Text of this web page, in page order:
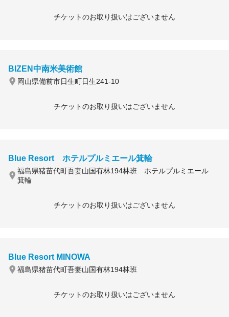
チケットのお取り扱いはございません
BIZEN中南米美術館
岡山県備前市日生町日生241-10
チケットのお取り扱いはございません
Blue Resort ホテルプルミエール箕輪
福島県猪苗代町吾妻山国有林194林班 ホテルプルミエール
箕輪
チケットのお取り扱いはございません
Blue Resort MINOWA
福島県猪苗代町吾妻山国有林194林班
チケットのお取り扱いはございません